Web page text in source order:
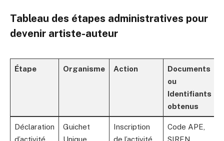
Tableau des étapes administratives pour
devenir artiste-auteur
Étape Organisme Action
Documents
ou
Identifiants
obtenus
Déclaration
Guichet
Inscription
Code APE,